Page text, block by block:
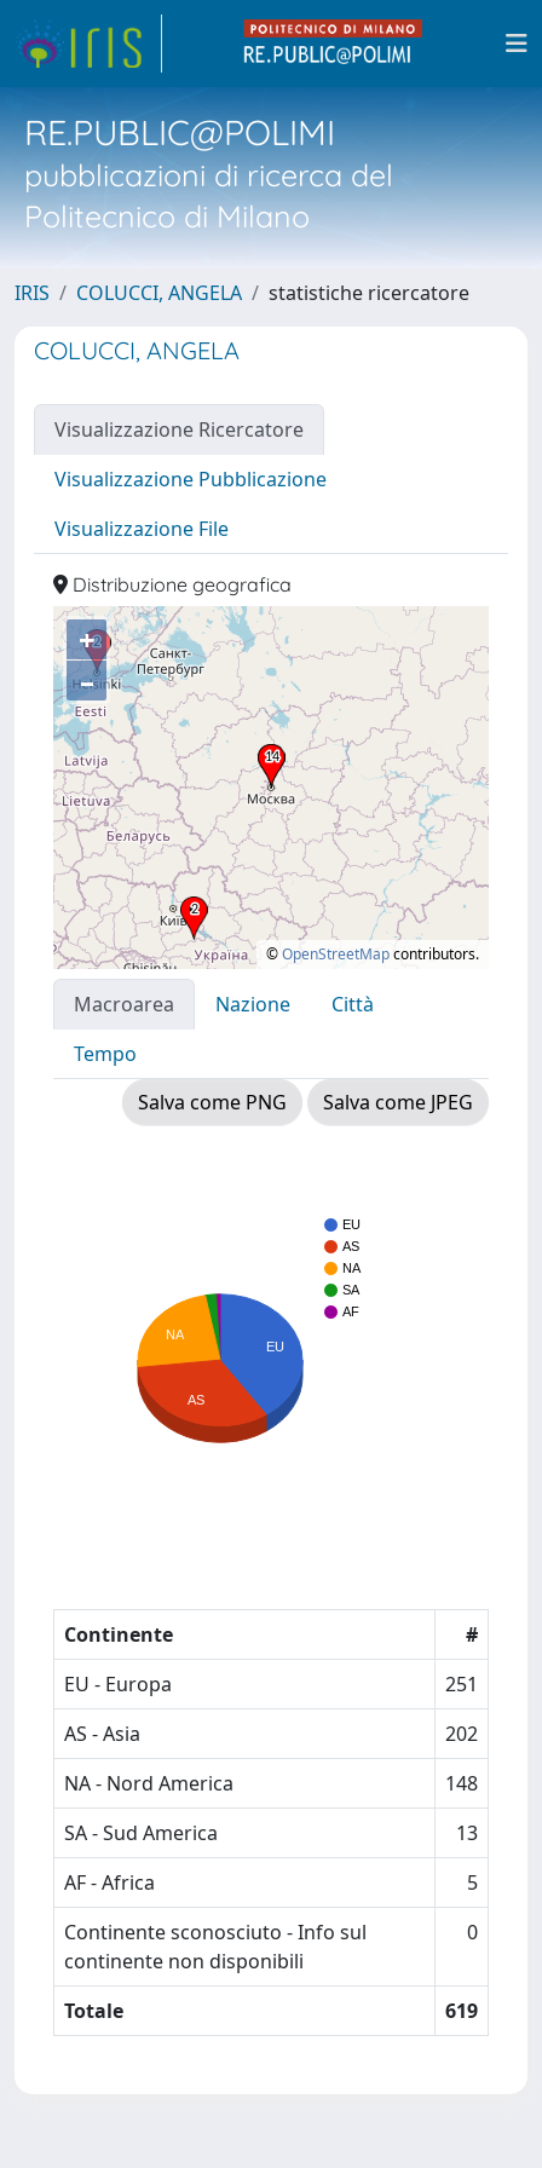
RE.PUBLIC@POLIMI
pubblicazioni di ricerca del
Politecnico di Milano
IRIS COLUCCI, ANGELA statistiche ricercatore
COLUCCI, ANGELA
Visualizzazione Ricercatore
Visualizzazione Pubblicazione
Visualizzazione File
Distribuzione geografica
+
–
©OpenStreetMapcontributors.
Macroarea Nazione
Città
Tempo
Salva come PNG
Salva come JPEG
EU
AS
NA
SA
AF
EU
NA
AS
Continente
#
EU - Europa
251
AS - Asia
202
NA - Nord America
148
SA - Sud America
13
AF - Africa
5
Continente sconosciuto - Info sul
continente non disponibili
0
Totale 619